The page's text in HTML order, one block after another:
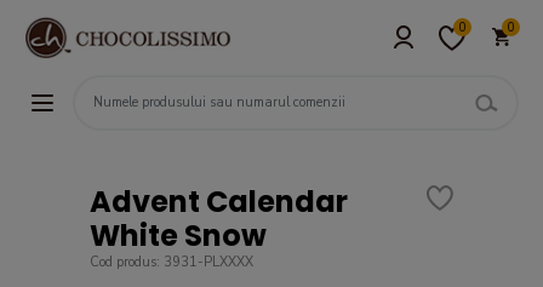
0 0
Advent Calendar
White Snow
Cod produs: 3931-PLXXXX